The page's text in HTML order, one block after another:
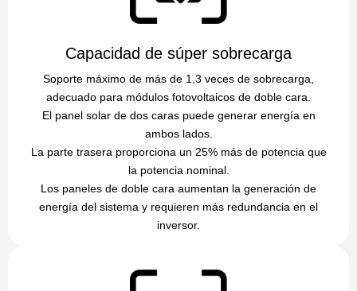
Capacidad de súper sobrecarga
Soporte máximo de más de 1,3 veces de sobrecarga,
adecuado para módulos fotovoltaicos de doble cara.
El panel solar de dos caras puede generar energía en
ambos lados.
La parte trasera proporciona un 25% más de potencia que
la potencia nominal.
Los paneles de doble cara aumentan la generación de
energía del sistema y requieren más redundancia en el
inversor.